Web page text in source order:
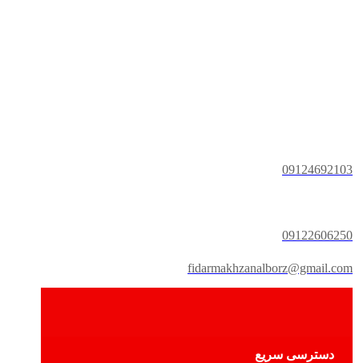
09124692103
09122606250
fidarmakhzanalborz@gmail.com
دسترسی سریع